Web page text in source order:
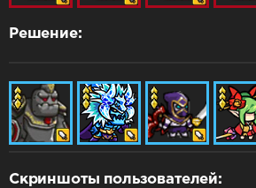
Решение:
Скриншоты пользователей: